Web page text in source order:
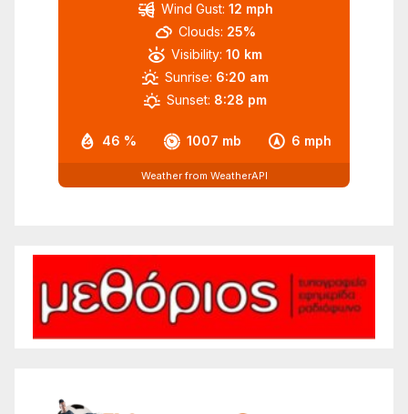
46 % 1007 mb 6 mph
Wind Gust: 12 mph
Clouds: 25%
Visibility: 10 km
Sunrise: 6:20 am
Sunset: 8:28 pm
Weather from WeatherAPI